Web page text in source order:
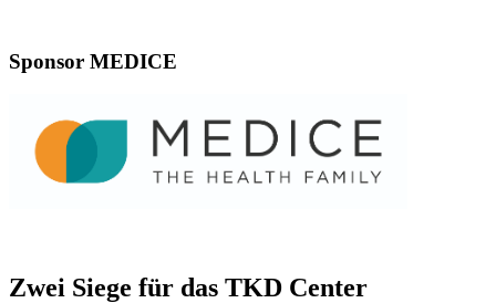
Sponsor MEDICE
Zwei Siege für das TKD Center